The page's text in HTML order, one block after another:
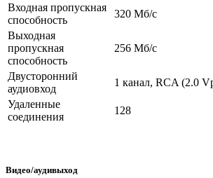
Входная пропускная
способность
320 Мб/с
Выходная
пропускная
способность
256 Мб/с
Двусторонний
аудиовход
1 канал, RCA (2.0
Удаленные
соединения
128
Видео/аудивыход